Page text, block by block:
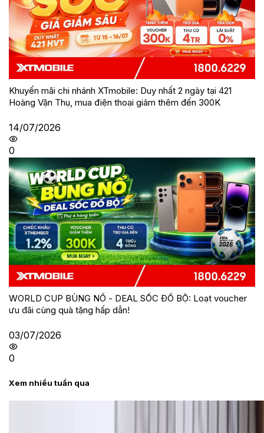
Khuyến mãi chi nhánh XTmobile: Duy nhất 2 ngày tại 421
Hoàng Vặn Thụ, mua điện thoại giảm thêm đến 300K
14/07/2026
0
WORLD CUP BÙNG NỔ - DEAL SỐC ĐỔ BỘ: Loạt voucher
ưu đãi cùng quà tặng hấp dẫn!
03/07/2026
0
Xem nhiều tuần qua